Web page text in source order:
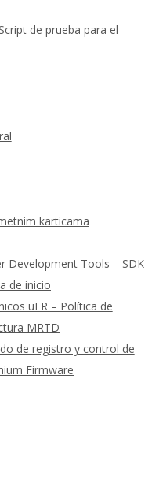
de prueba para el
karticama
Development Tools – SDK
de inicio
uFR – Política de
MRTD
de registro y control de
Firmware